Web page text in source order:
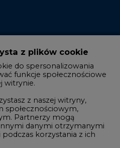
z plików cookie
do spersonalizowania
funkcje społecznościowe
witrynie.
z naszej witryny,
Partnerzy mogą
danymi otrzymanymi
korzystania z ich